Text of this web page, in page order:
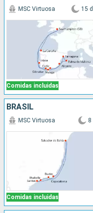
Comidas incluidas
MSC Virtuosa 15 d
BRASIL
Comidas incluidas
MSC Virtuosa 8